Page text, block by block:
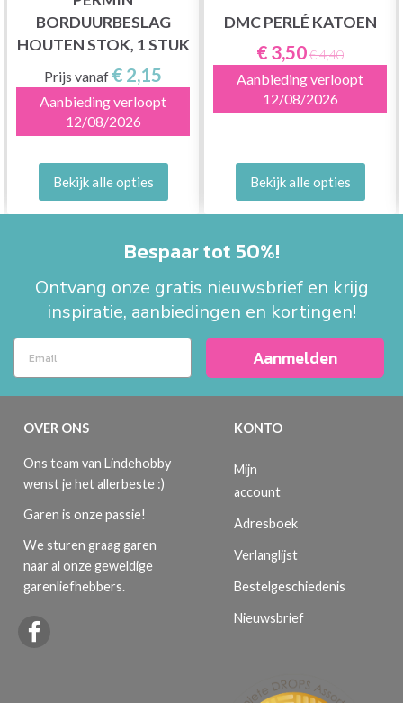
BORDUURBESLAG
HOUTEN STOK, 1 STUK
Prijs vanaf € 2,15
Aanbieding verloopt
12/08/2026
Bekijk alle opties
DMC PERLÉ KATOEN
€ 3,50€ 4,40
Aanbieding verloopt
12/08/2026
Bekijk alle opties
Bespaar tot 50%!
Ontvang onze gratis nieuwsbrief en krijg
inspiratie, aanbiedingen en kortingen!
Aanmelden
OVER ONS
Ons team van Lindehobby
wenst je het allerbeste :)
Garen is onze passie!
We sturen graag garen
naar al onze geweldige
garenliefhebbers.
KONTO
Mijn
account
Adresboek
Verlanglijst
Bestelgeschiedenis
Nieuwsbrief